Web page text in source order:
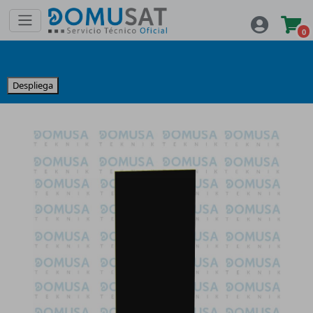
0
Despliega